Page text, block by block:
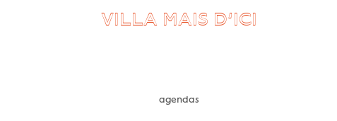
VILLA MAIS D’ICI
agendas